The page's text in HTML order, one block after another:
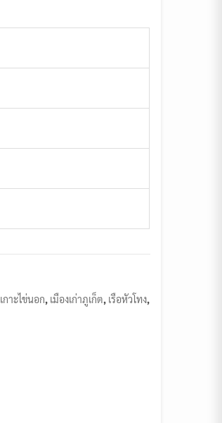
เกาะไข่นอก เมืองเก่าภูเก็ต เรือหัวโทง